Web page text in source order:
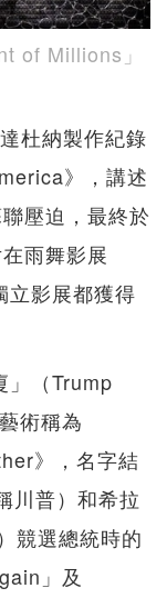
of Millions」
杜納製作紀錄
》，講述
壓迫，最終於
雨舞影展
立影展都獲得
」（Trump
術稱為
》，名字結
川普）和希拉
競選總統時的
」及